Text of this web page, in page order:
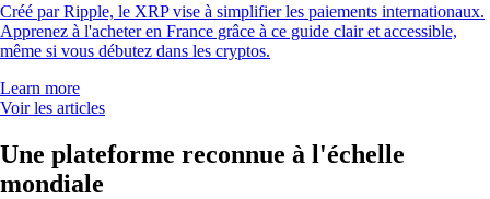
Créé par Ripple, le XRP vise à simplifier les paiements internationaux.
Apprenez à l'acheter en France grâce à ce guide clair et accessible,
même si vous débutez dans les cryptos.
Learn more
Voir les articles
Une plateforme reconnue à l'échelle
mondiale